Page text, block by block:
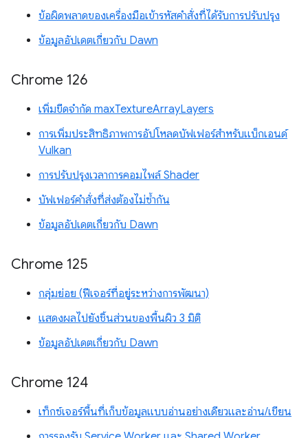
ข้อผิดพลาดของเครื่องมือเข้ารหัสคำสั่งที่ได้รับการปรับปรุง
ข้อมูลอัปเดตเกี่ยวกับ Dawn
Chrome 126
เพิ่มขีดจำกัด maxTextureArrayLayers
การเพิ่มประสิทธิภาพการอัปโหลดบัฟเฟอร์สำหรับแบ็กเอนด์
Vulkan
การปรับปรุงเวลาการคอมไพล์ Shader
บัฟเฟอร์คำสั่งที่ส่งต้องไม่ซ้ำกัน
ข้อมูลอัปเดตเกี่ยวกับ Dawn
Chrome 125
กลุ่มย่อย (ฟีเจอร์ที่อยู่ระหว่างการพัฒนา)
แสดงผลไปยังชิ้นส่วนของพื้นผิว 3 มิติ
ข้อมูลอัปเดตเกี่ยวกับ Dawn
Chrome 124
เท็กซ์เจอร์พื้นที่เก็บข้อมูลแบบอ่านอย่างเดียวและอ่าน/เขียน